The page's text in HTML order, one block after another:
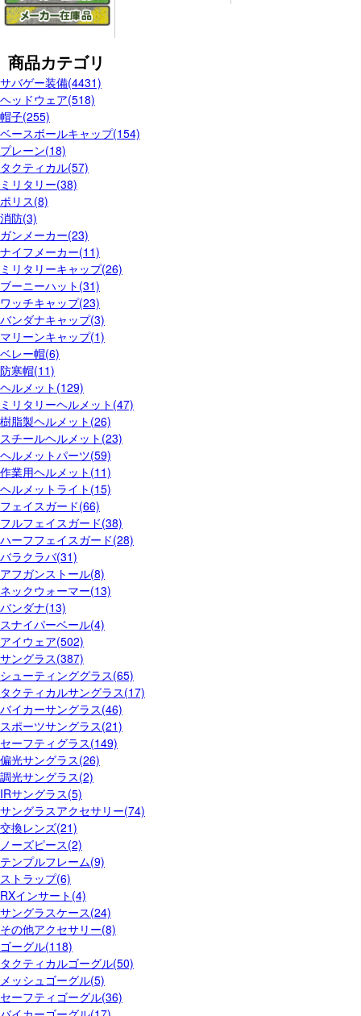
商品カテゴリ
サバゲー装備(4431)
ヘッドウェア(518)
帽子(255)
ベースボールキャップ(154)
プレーン(18)
タクティカル(57)
ミリタリー(38)
ポリス(8)
消防(3)
ガンメーカー(23)
ナイフメーカー(11)
ミリタリーキャップ(26)
ブーニーハット(31)
ワッチキャップ(23)
バンダナキャップ(3)
マリーンキャップ(1)
ベレー帽(6)
防寒帽(11)
ヘルメット(129)
ミリタリーヘルメット(47)
樹脂製ヘルメット(26)
スチールヘルメット(23)
ヘルメットパーツ(59)
作業用ヘルメット(11)
ヘルメットライト(15)
フェイスガード(66)
フルフェイスガード(38)
ハーフフェイスガード(28)
バラクラバ(31)
アフガンストール(8)
ネックウォーマー(13)
バンダナ(13)
スナイパーベール(4)
アイウェア(502)
サングラス(387)
シューティンググラス(65)
タクティカルサングラス(17)
バイカーサングラス(46)
スポーツサングラス(21)
セーフティグラス(149)
偏光サングラス(26)
調光サングラス(2)
IRサングラス(5)
サングラスアクセサリー(74)
交換レンズ(21)
ノーズピース(2)
テンプルフレーム(9)
ストラップ(6)
RXインサート(4)
サングラスケース(24)
その他アクセサリー(8)
ゴーグル(118)
タクティカルゴーグル(50)
メッシュゴーグル(5)
セーフティゴーグル(36)